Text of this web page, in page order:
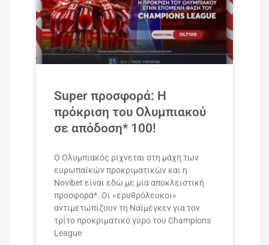
Super προσφορά: Η
πρόκριση του Ολυμπιακού
σε απόδοση* 100!
Ο Ολυμπιακός ρίχνεται στη μάχη των
ευρωπαϊκών προκριματικών και η
Novibet είναι εδώ με μία αποκλειστική
προσφορά*. Οι «ερυθρόλευκοι»
αντιμετωπίζουν τη Ναϊμέγκεν για τον
τρίτο προκριματικό γύρο του Champions
League